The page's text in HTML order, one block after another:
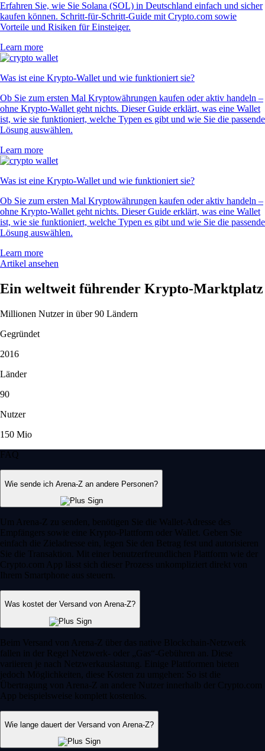
Erfahren Sie, wie Sie Solana (SOL) in Deutschland einfach und sicher
kaufen können. Schritt-für-Schritt-Guide mit Crypto.com sowie
Vorteile und Risiken für Einsteiger.
Learn more
Was ist eine Krypto-Wallet und wie funktioniert sie?
Ob Sie zum ersten Mal Kryptowährungen kaufen oder aktiv handeln –
ohne Krypto-Wallet geht nichts. Dieser Guide erklärt, was eine Wallet
ist, wie sie funktioniert, welche Typen es gibt und wie Sie die passende
Lösung auswählen.
Learn more
Was ist eine Krypto-Wallet und wie funktioniert sie?
Ob Sie zum ersten Mal Kryptowährungen kaufen oder aktiv handeln –
ohne Krypto-Wallet geht nichts. Dieser Guide erklärt, was eine Wallet
ist, wie sie funktioniert, welche Typen es gibt und wie Sie die passende
Lösung auswählen.
Learn more
Artikel ansehen
Ein weltweit führender Krypto-Marktplatz
Millionen Nutzer in über 90 Ländern
Gegründet
2016
Länder
90
Nutzer
150 Mio
FAQ
Wie sende ich Arena-Z an andere Personen?
Um Arena-Z zu senden, benötigen Sie die Wallet-Adresse des
Empfängers sowie eine Krypto-Plattform oder Wallet. Geben Sie
einfach die Zieladresse ein, legen Sie den Betrag fest und autorisieren
Sie die Transaktion. Mit einer benutzerfreundlichen Plattform wie der
Crypto.com App lässt sich dieser Prozess unkompliziert direkt von
Ihrem Smartphone aus steuern.
Was kostet der Versand von Arena-Z?
Beim Versand von Arena-Z über das native Blockchain-Netzwerk
fallen in der Regel Netzwerk- oder „Gas“-Gebühren an. Diese
variieren je nach Netzwerkauslastung. Einige Plattformen bieten
jedoch Möglichkeiten, diese Kosten zu umgehen: So ist die
Übertragung von Arena-Z an andere Nutzer innerhalb der Crypto.com
App beispielsweise komplett kostenlos.
Wie lange dauert der Versand von Arena-Z?